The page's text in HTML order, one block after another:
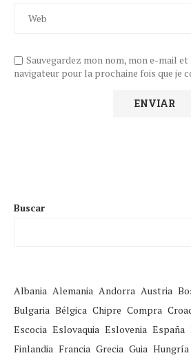
Sauvegardez mon nom, mon e-mail et
navigateur pour la prochaine fois que je
Buscar
Albania Alemania Andorra Austria
Bulgaria Bélgica Chipre Compra
Escocia Eslovaquia Eslovenia España
Finlandia Francia Grecia Guia Hungría